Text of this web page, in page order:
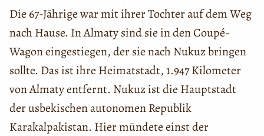
Die 67-Jährige war mit ihrer Tochter auf dem Weg
nach Hause. In Almaty sind sie in den Coupé-
Wagon eingestiegen, der sie nach Nukuz bringen
sollte. Das ist ihre Heimatstadt, 1.947 Kilometer
von Almaty entfernt. Nukuz ist die Hauptstadt
der usbekischen autonomen Republik
Karakalpakistan. Hier mündete einst der